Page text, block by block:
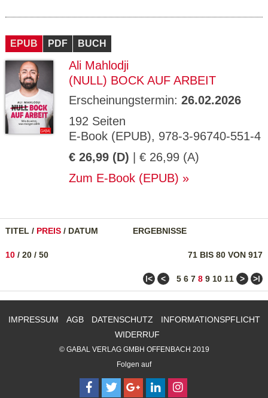
EPUB PDF BUCH
Ali Mahlodji
(NULL) BOCK AUF ARBEIT
Erscheinungstermin: 26.02.2026
192 Seiten
E-Book (EPUB), 978-3-96740-551-4
€ 26,99 (D) | € 26,99 (A)
Zum E-Book (EPUB)
TITEL / PREIS / DATUM ERGEBNISSE
71 BIS 80 VON 917
10 / 20 / 50
ǀ< < 5 6 7 8 9 10 11 > >ǀ
IMPRESSUM AGB DATENSCHUTZ
INFORMATIONSPFLICHT
WIDERRUF
© GABAL VERLAG GMBH OFFENBACH 2019
Folgen auf